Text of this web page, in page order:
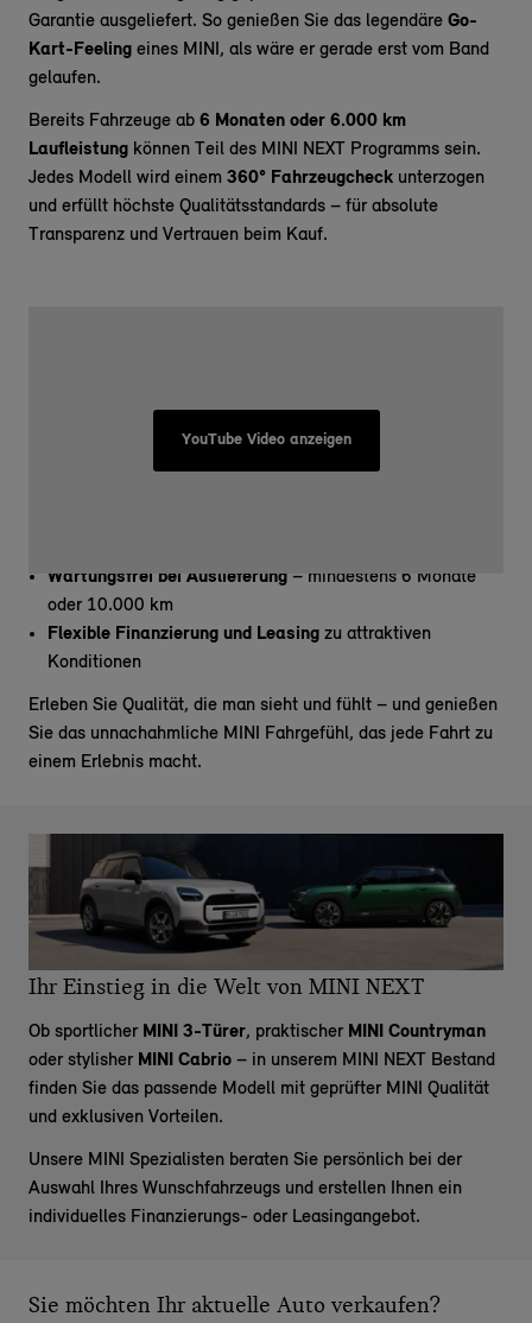
Garantie ausgeliefert. So genießen Sie das legendäre Go-
Kart-Feeling eines MINI, als wäre er gerade erst vom Band
gelaufen.
Bereits Fahrzeuge ab 6 Monaten oder 6.000 km
Laufleistung können Teil des MINI NEXT Programms sein.
Jedes Modell wird einem 360° Fahrzeugcheck unterzogen
und erfüllt höchste Qualitätsstandards – für absolute
Transparenz und Vertrauen beim Kauf.
Ihre Vorteile mit MINI NEXT
Wartungsfrei bei Auslieferung – mindestens 6 Monate
oder 10.000 km
Flexible Finanzierung und Leasing zu attraktiven
Konditionen
Erleben Sie Qualität, die man sieht und fühlt – und genießen
Sie das unnachahmliche MINI Fahrgefühl, das jede Fahrt zu
einem Erlebnis macht.
YouTube Video anzeigen
Ihr Einstieg in die Welt von MINI NEXT
Ob sportlicher MINI 3-Türer, praktischer MINI Countryman
oder stylisher MINI Cabrio – in unserem MINI NEXT Bestand
finden Sie das passende Modell mit geprüfter MINI Qualität
und exklusiven Vorteilen.
Unsere MINI Spezialisten beraten Sie persönlich bei der
Auswahl Ihres Wunschfahrzeugs und erstellen Ihnen ein
individuelles Finanzierungs- oder Leasingangebot.
Sie möchten Ihr aktuelle Auto verkaufen?